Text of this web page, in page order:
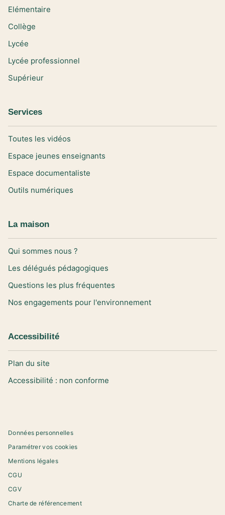
Elémentaire
Collège
Lycée
Lycée professionnel
Supérieur
Services
Toutes les vidéos
Espace jeunes enseignants
Espace documentaliste
Outils numériques
La maison
Qui sommes nous ?
Les délégués pédagogiques
Questions les plus fréquentes
Nos engagements pour l'environnement
Accessibilité
Plan du site
Accessibilité : non conforme
Données personnelles
Paramétrer vos cookies
Mentions légales
CGU
CGV
Charte de référencement